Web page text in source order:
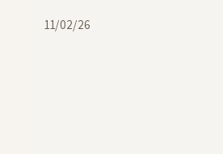
תאריך11/02/26